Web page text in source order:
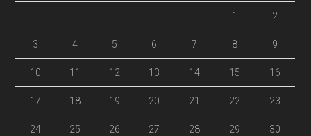
1 2
3 4 5 6 7 8 9
10 11 12 13 14 15 16
17 18 19 20 21 22 23
24 25 26 27 28 29 30